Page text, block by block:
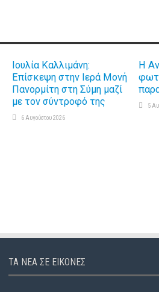
Ιουλία Καλλιμάνη:
Επίσκεψη στην Ιερά Μονή
Πανορμίτη στη Σύμη μαζί
με τον σύντροφό της
6 Αυγούστου 2026
Η
5
ΤΑ ΝΈΑ ΣΕ ΕΙΚΌΝΕΣ